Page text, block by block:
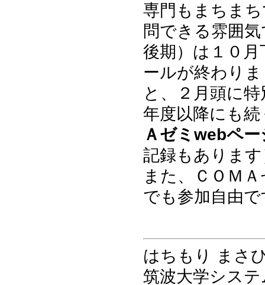
専門もまちま
問できる雰囲
後期）は１０
ールが終わり
と、２月頭に
年度以降にも
Ａゼミwebペ
記録もありま
また、ＣＯＭ
でも参加自由で
はちもり まさ
筑波大学シス